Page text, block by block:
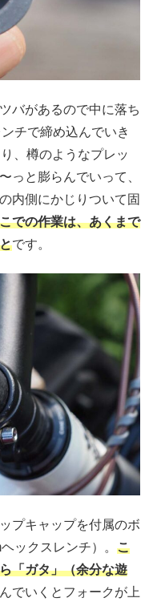
バがあるので中に落ち
チで締め込んでいき
、樽のようなプレッ
っと膨らんでいって、
内側にかじりついて固
での作業は、あくまで
です。
プキャップを付属のボ
ックスレンチ）。 こ
「ガタ」（余分な遊
でいくとフォークが上